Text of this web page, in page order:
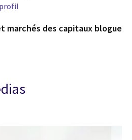
marchés des capitaux blogue